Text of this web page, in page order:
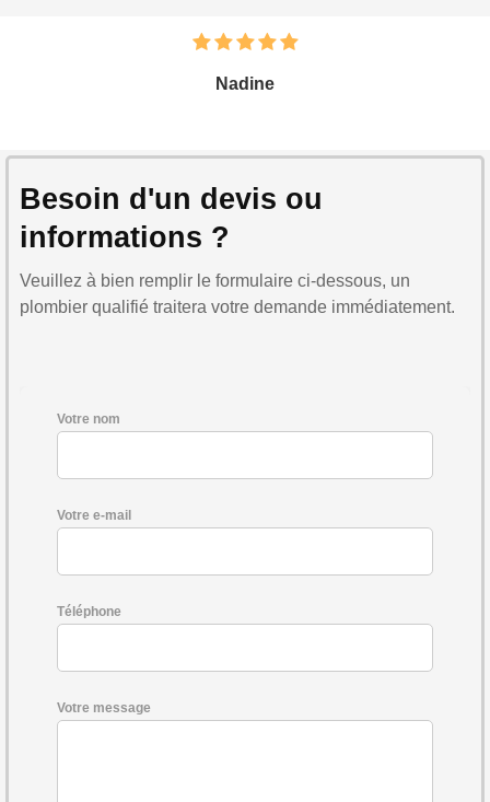
Nadine
Besoin d'un devis ou
informations ?
Veuillez à bien remplir le formulaire ci-dessous, un
plombier qualifié traitera votre demande immédiatement.
Votre nom
Votre e-mail
Téléphone
Votre message